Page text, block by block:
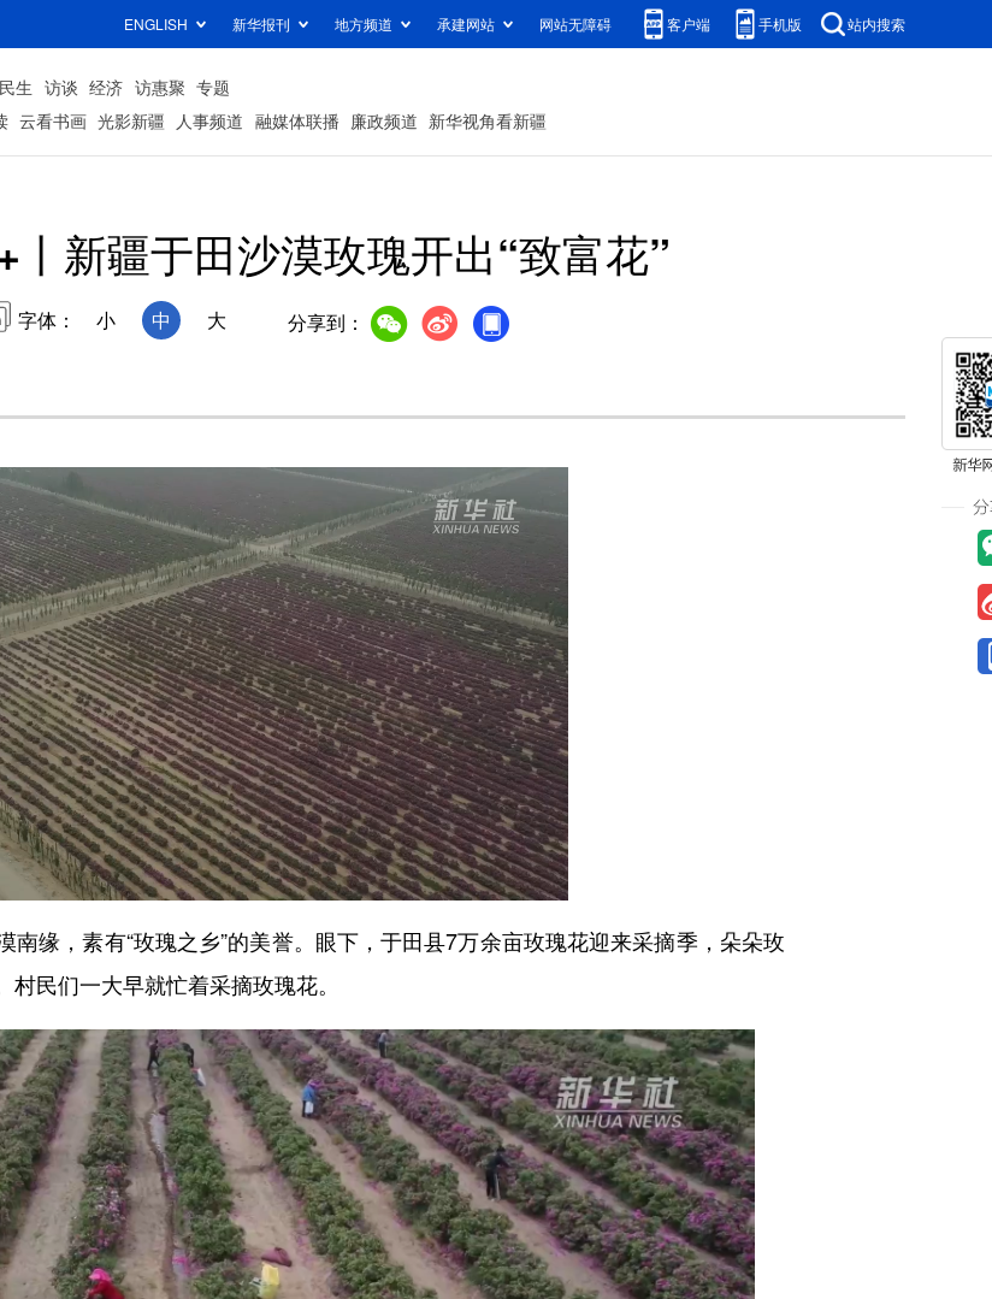
ENGLISH 新华报刊 地方频道 承建网站 网站无障碍 客户端 手机版 站内搜索
民生 访谈 经济 访惠聚 专题
云看书画 光影新疆 人事频道 融媒体联播 廉政频道 新华视角看新疆
丨新疆于田沙漠玫瑰开出“致富花”
字体： 小 中 大 分享到：
缘，素有“玫瑰之乡”的美誉。眼下，于田县7万余亩玫瑰花迎来采摘季，朵朵玫
民们一大早就忙着采摘玫瑰花。